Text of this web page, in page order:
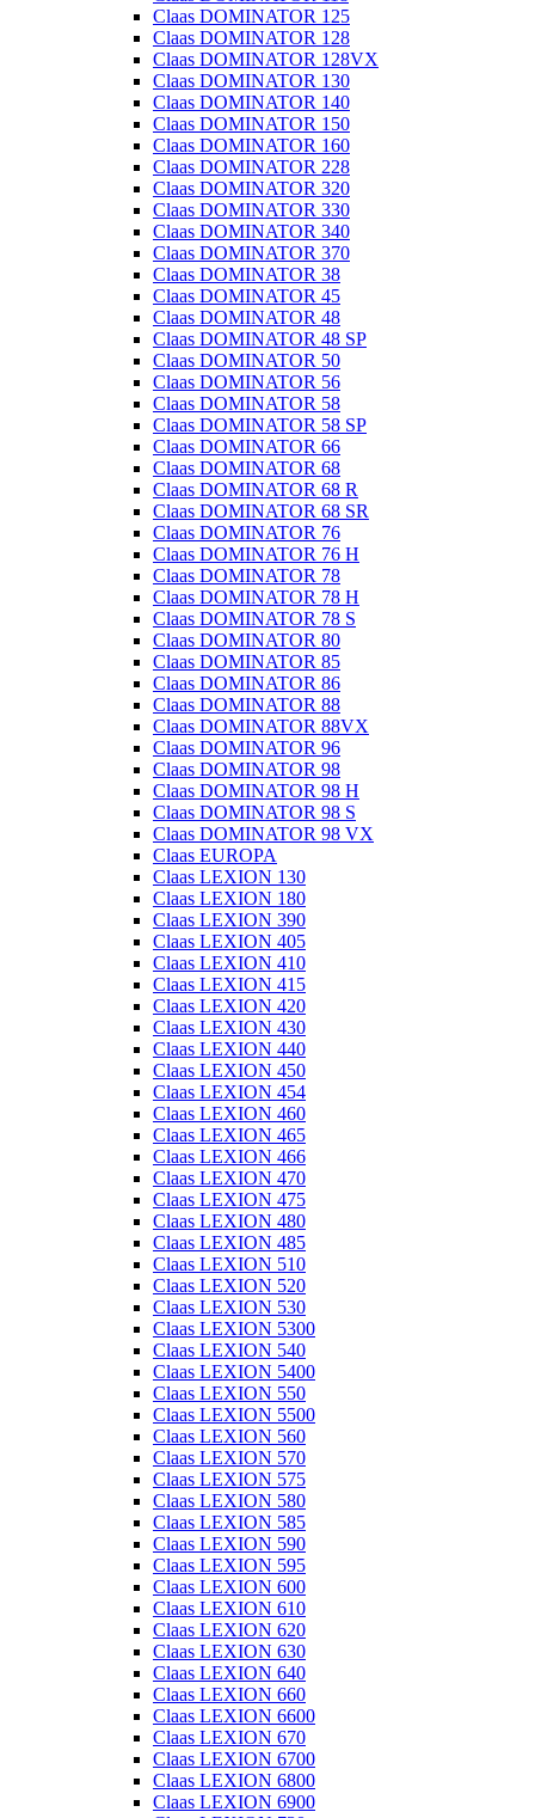
Claas DOMINATOR 125
Claas DOMINATOR 128
Claas DOMINATOR 128VX
Claas DOMINATOR 130
Claas DOMINATOR 140
Claas DOMINATOR 150
Claas DOMINATOR 160
Claas DOMINATOR 228
Claas DOMINATOR 320
Claas DOMINATOR 330
Claas DOMINATOR 340
Claas DOMINATOR 370
Claas DOMINATOR 38
Claas DOMINATOR 45
Claas DOMINATOR 48
Claas DOMINATOR 48 SP
Claas DOMINATOR 50
Claas DOMINATOR 56
Claas DOMINATOR 58
Claas DOMINATOR 58 SP
Claas DOMINATOR 66
Claas DOMINATOR 68
Claas DOMINATOR 68 R
Claas DOMINATOR 68 SR
Claas DOMINATOR 76
Claas DOMINATOR 76 H
Claas DOMINATOR 78
Claas DOMINATOR 78 H
Claas DOMINATOR 78 S
Claas DOMINATOR 80
Claas DOMINATOR 85
Claas DOMINATOR 86
Claas DOMINATOR 88
Claas DOMINATOR 88VX
Claas DOMINATOR 96
Claas DOMINATOR 98
Claas DOMINATOR 98 H
Claas DOMINATOR 98 S
Claas DOMINATOR 98 VX
Claas EUROPA
Claas LEXION 130
Claas LEXION 180
Claas LEXION 390
Claas LEXION 405
Claas LEXION 410
Claas LEXION 415
Claas LEXION 420
Claas LEXION 430
Claas LEXION 440
Claas LEXION 450
Claas LEXION 454
Claas LEXION 460
Claas LEXION 465
Claas LEXION 466
Claas LEXION 470
Claas LEXION 475
Claas LEXION 480
Claas LEXION 485
Claas LEXION 510
Claas LEXION 520
Claas LEXION 530
Claas LEXION 5300
Claas LEXION 540
Claas LEXION 5400
Claas LEXION 550
Claas LEXION 5500
Claas LEXION 560
Claas LEXION 570
Claas LEXION 575
Claas LEXION 580
Claas LEXION 585
Claas LEXION 590
Claas LEXION 595
Claas LEXION 600
Claas LEXION 610
Claas LEXION 620
Claas LEXION 630
Claas LEXION 640
Claas LEXION 660
Claas LEXION 6600
Claas LEXION 670
Claas LEXION 6700
Claas LEXION 6800
Claas LEXION 6900